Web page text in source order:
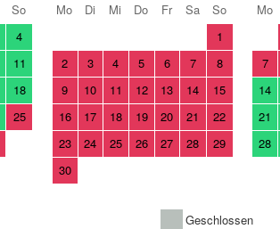
So
4
11
18
25
Mo
Di Mi Do Fr Sa
So
1
2
3 4 5 6 7
8
9
10 11 12 13 14
15
16
17 18 19 20 21
22
23
24 25 26 27 28
29
30
Mo
7
14
21
28
Geschlossen